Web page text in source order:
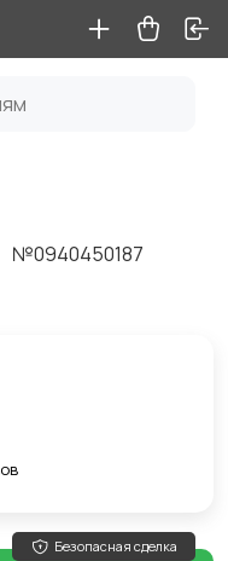
№0940450187
Безопасная сделка